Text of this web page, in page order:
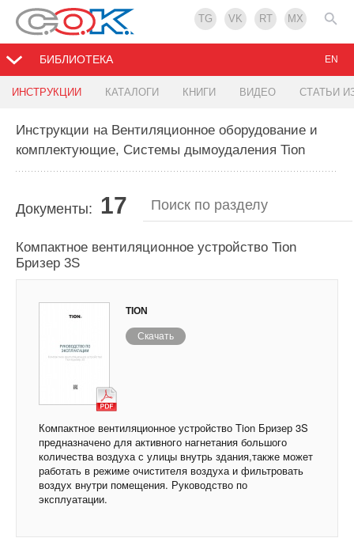
TG VK RT MX
БИБЛИОТЕКА
ИНСТРУКЦИИ КАТАЛОГИ КНИГИ ВИДЕО СТАТЬИ
EN
Инструкции на Вентиляционное оборудование и
комплектующие, Системы дымоудаления Tion
Документы: 17
Компактное вентиляционное устройство Tion
Бризер 3S
TION
Скачать
Компактное вентиляционное устройство Tion Бризер 3S
предназначено для активного нагнетания большого
количества воздуха с улицы внутрь здания,также может
работать в режиме очистителя воздуха и фильтровать
воздух внутри помещения. Руководство по
эксплуатации.